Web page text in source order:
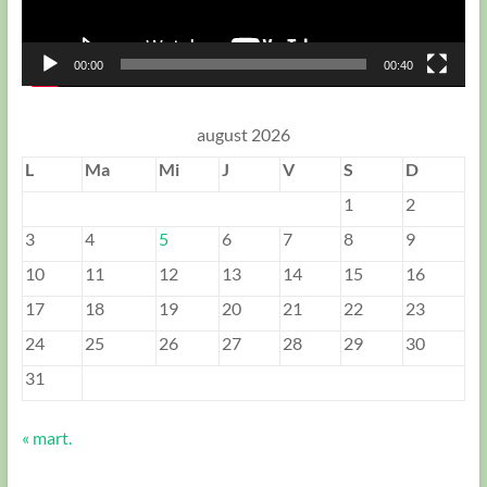
00:00 00:40
august 2026
L
Ma Mi J V S
D
1
2
3
4 5 6 7 8
9
10
11 12 13 14 15
16
17
18 19 20 21 22
23
24
25 26 27 28 29
30
31
« mart.